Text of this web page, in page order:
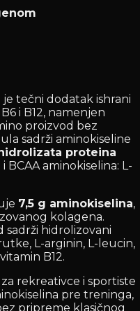
je tečni dodatak ishrani
i B12, namenjen
proizvod bez
sadrži aminokiseline
proteina
BCAA aminokiselina: L-
7,5 g aminokiselina,
kolagena.
sadrži hidrolizovani
L-arginin, L-leucin,
B12.
rekreativce i sportiste
pre treninga,
pripreme klasičnog